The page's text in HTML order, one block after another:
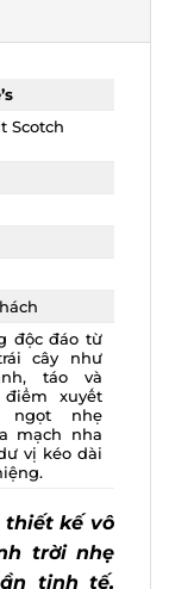
Scotch
độc đáo
trái cây
táo
điểm
vị ngọt
của mạch
lại dư vị
vòm
thiết kế
trời